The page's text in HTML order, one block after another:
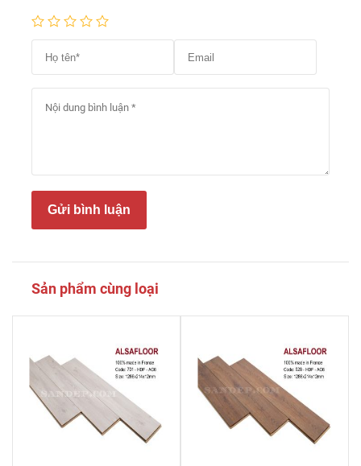
Gửi bình luận
Sản phẩm cùng loại